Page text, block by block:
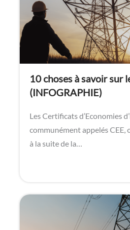
10 choses à savoir sur
(INFOGRAPHIE)
Les Certificats d’Economies
communément appelés
à la suite de la…